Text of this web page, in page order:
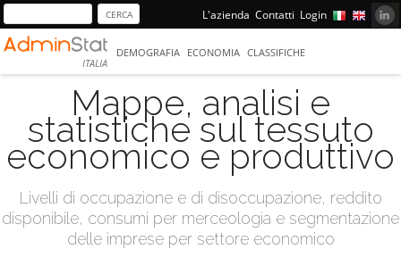
L'azienda Contatti Login
ITALIA
DEMOGRAFIA ECONOMIA CLASSIFICHE
Mappe, analisi e
statistiche sul tessuto
economico e produttivo
Livelli di occupazione e di disoccupazione, reddito
disponibile, consumi per merceologia e segmentazione
delle imprese per settore economico